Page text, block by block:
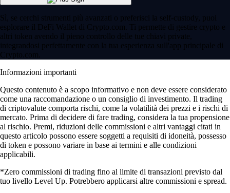
Sì, se cerchi strumenti più avanzati o preferisci la self-custody, puoi
esplorare il DeFi Wallet di Crypto.com. Ti permette di gestire crypto e
altri token avendo il pieno controllo delle tue chiavi private,
integrandosi perfettamente con la tua esperienza sull'app principale di
Crypto.com.
Informazioni importanti
Questo contenuto è a scopo informativo e non deve essere considerato
come una raccomandazione o un consiglio di investimento. Il trading
di criptovalute comporta rischi, come la volatilità dei prezzi e i rischi di
mercato. Prima di decidere di fare trading, considera la tua propensione
al rischio. Premi, riduzioni delle commissioni e altri vantaggi citati in
questo articolo possono essere soggetti a requisiti di idoneità, possesso
di token e possono variare in base ai termini e alle condizioni
applicabili.
*Zero commissioni di trading fino al limite di transazioni previsto dal
tuo livello Level Up. Potrebbero applicarsi altre commissioni e spread.